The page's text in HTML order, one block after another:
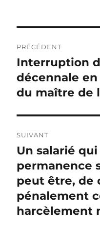
de
l’article
PRÉCÉDENT
Publication
précédente :
Interruption
décennale en
du maître de
SUIVANT
Publication
suivante :
Un salarié
permanence
peut être, de
pénalement
harcèlement